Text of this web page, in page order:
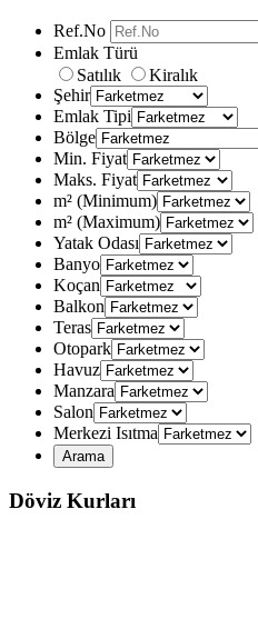
Ref.No
Emlak Türü
Satılık
Kiralık
Şehir
Emlak Tipi
Bölge
Min. Fiyat
Maks. Fiyat
m² (Minimum)
m² (Maximum)
Yatak Odası
Banyo
Koçan
Balkon
Teras
Otopark
Havuz
Manzara
Salon
Merkezi Isıtma
Döviz Kurları